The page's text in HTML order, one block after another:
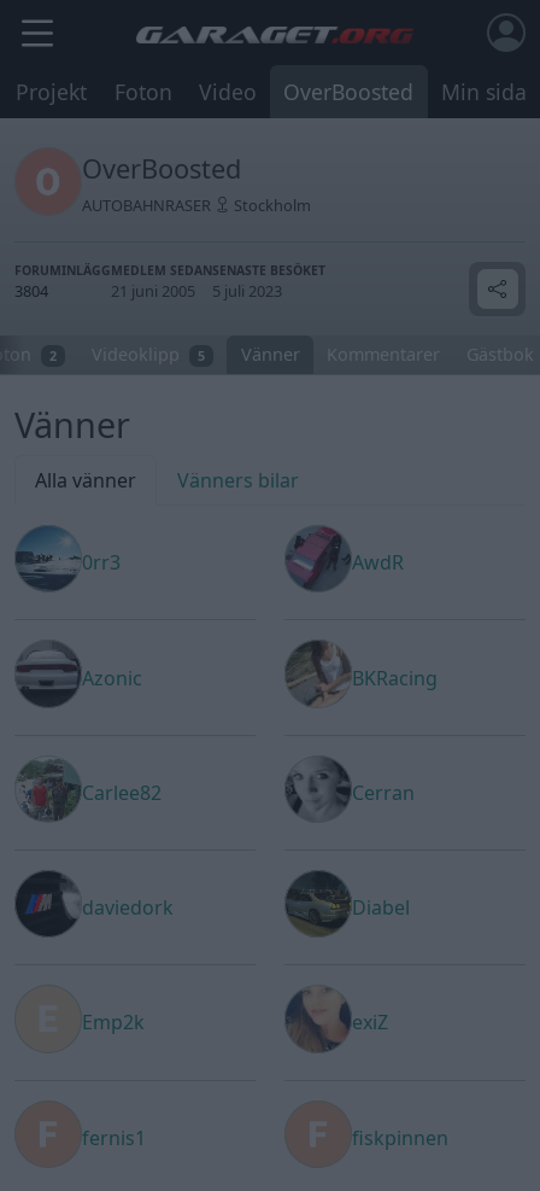
Projekt Foton Video OverBoosted Min sida
OverBoosted
AUTOBAHNRASER Stockholm
FORUMINLÄGG
3804
MEDLEM SEDAN
21 juni 2005
SENASTE BESÖKET
5 juli 2023
2 Videoklipp 5 Vänner Kommentarer Gästbok
Vänner
Alla vänner Vänners bilar
0rr3 AwdR
Azonic BKRacing
Carlee82 Cerran
daviedork Diabel
Emp2k exiZ
fernis1 fiskpinnen